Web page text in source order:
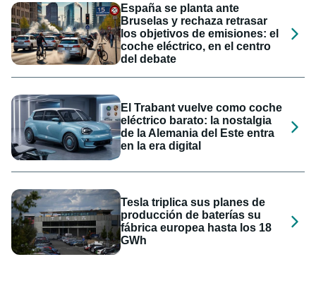
España se planta ante
Bruselas y rechaza retrasar
los objetivos de emisiones: el
coche eléctrico, en el centro
del debate
El Trabant vuelve como coche
eléctrico barato: la nostalgia
de la Alemania del Este entra
en la era digital
Tesla triplica sus planes de
producción de baterías su
fábrica europea hasta los 18
GWh